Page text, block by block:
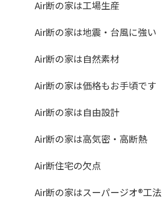
Air断の家は工場生産
Air断の家は地震・台風に強い
Air断の家は自然素材
Air断の家は価格もお手頃です
Air断の家は自由設計
Air断の家は高気密・高断熱
Air断住宅の欠点
Air断の家はスーパージオ®︎工法